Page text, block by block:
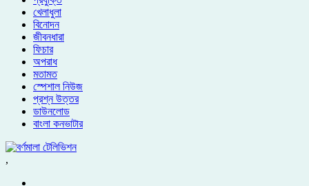
খেলাধুলা
বিনোদন
জীবনধারা
ফিচার
অপরাধ
মতামত
স্পেশাল নিউজ
প্রশ্ন উত্তর
ডাউনলোড
বাংলা কনভাটার
,